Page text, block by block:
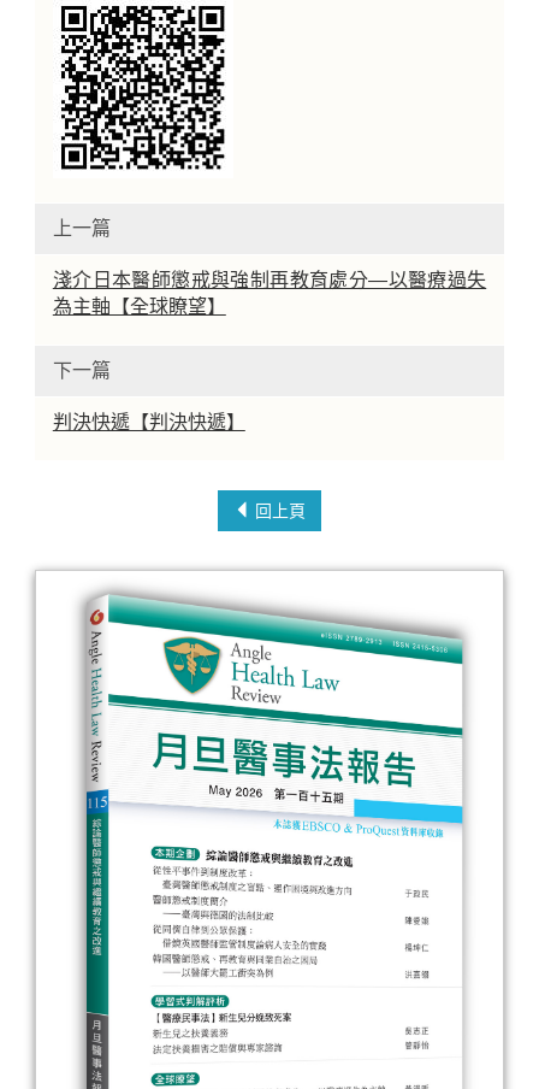
上一篇
淺介日本醫師懲戒與強制再教育處分—以醫療過失
為主軸【全球瞭望】
下一篇
判決快遞【判決快遞】
回上頁